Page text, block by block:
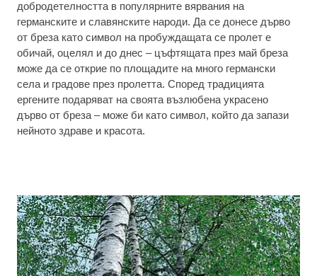
добродетелността в популярните вярвания на
германските и славянските народи. Да се донесе дърво
от бреза като символ на пробуждащата се пролет е
обичай, оцелял и до днес – цъфтящата през май бреза
може да се открие по площадите на много германски
села и градове през пролетта. Според традицията
ергените подаряват на своята възлюбена украсено
дърво от бреза – може би като символ, който да запази
нейното здраве и красота.